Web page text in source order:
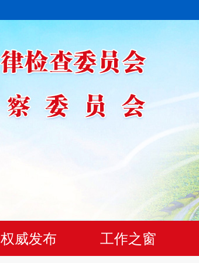
权威发布 工作之窗